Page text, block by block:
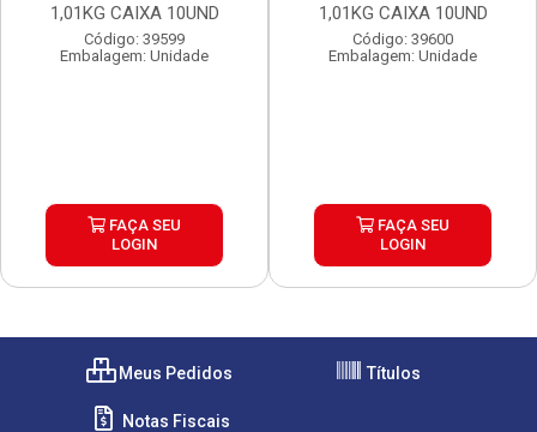
1,01KG CAIXA 10UND
Código: 39599
Embalagem: Unidade
FAÇA SEU
LOGIN
1,01KG CAIXA 10UND
Código: 39600
Embalagem: Unidade
FAÇA SEU
LOGIN
Meus Pedidos Títulos
Notas Fiscais